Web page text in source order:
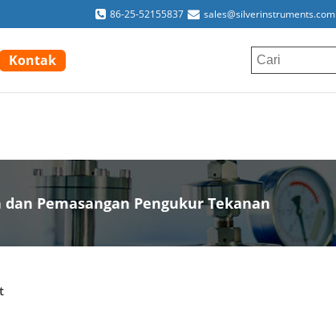
86-25-52155837 sales@silverinstruments.com
Kontak
Pemasangan Pengukur Tekanan